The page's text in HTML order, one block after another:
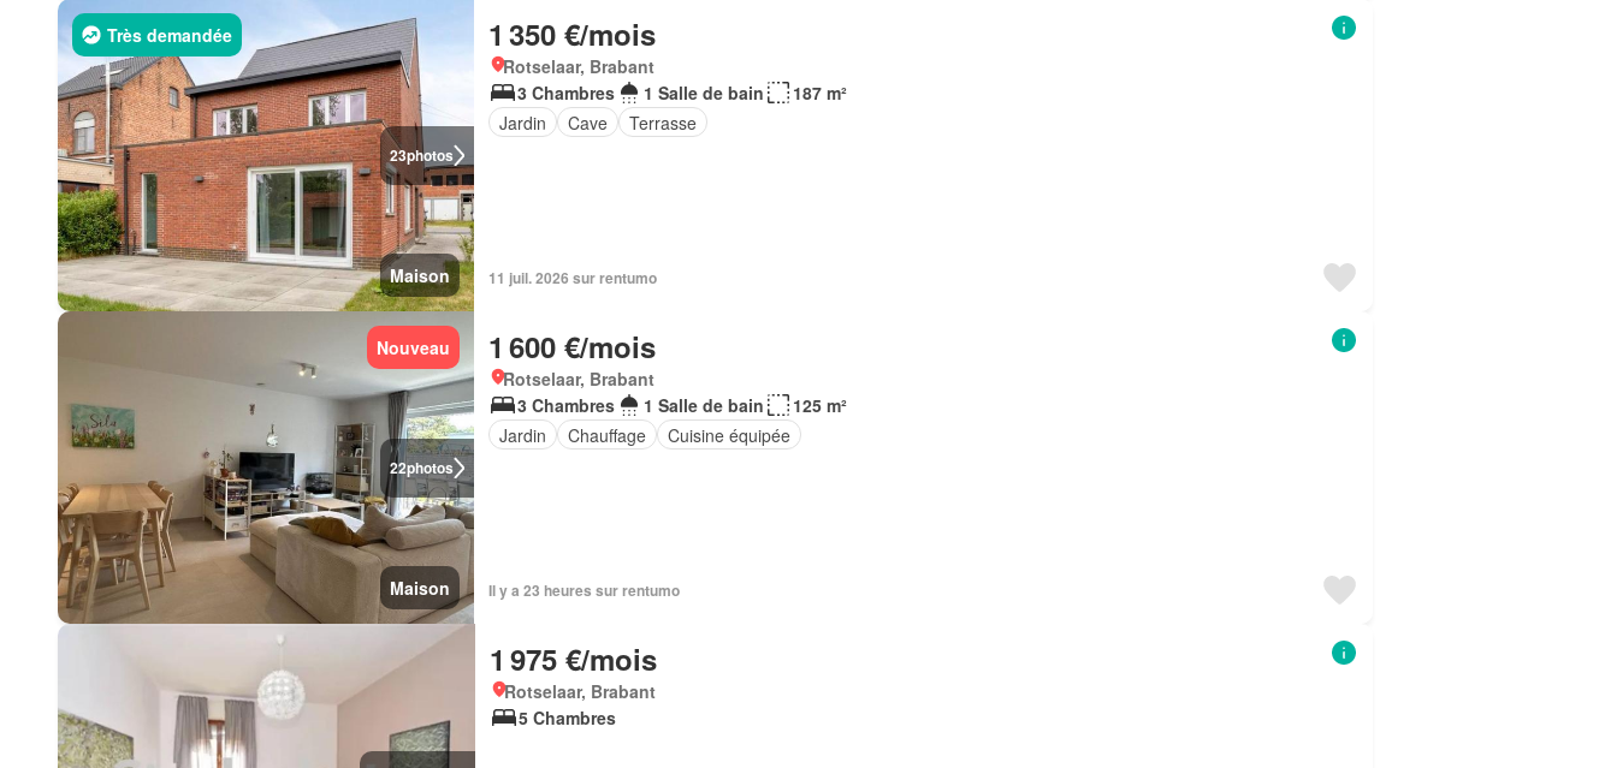
23photos
Très demandée
Maison
1 350 €/mois
Rotselaar, Brabant
3 Chambres
1 Salle de bain
187 m²
Jardin
Cave Terrasse
11 juil. 2026 sur rentumo
22photos
Nouveau
Maison
1 600 €/mois
Rotselaar, Brabant
3 Chambres
1 Salle de bain
125 m²
Jardin
Chauffage Cuisine équipée
Il y a 23 heures sur rentumo
1 975 €/mois
Rotselaar, Brabant
5 Chambres